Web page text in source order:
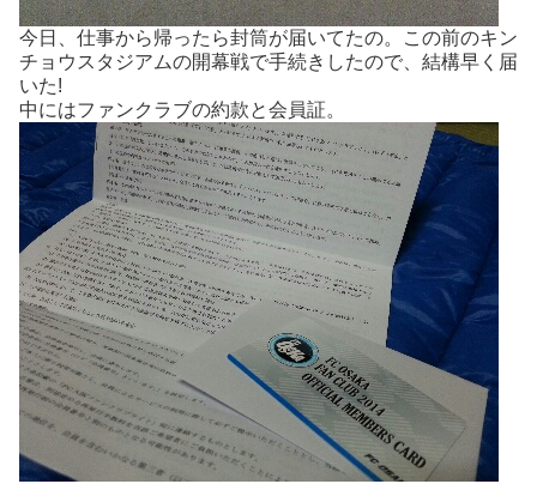
今日、仕事から帰ったら封筒が届いてたの。この前のキン
チョウスタジアムの開幕戦で手続きしたので、結構早く届
いた!
中にはファンクラブの約款と会員証。